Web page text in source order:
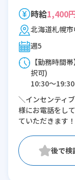
時給1,400
北海道札幌
週5
【勤務時間
択可)
10:30〜
11:30〜
※残業：0〜
＼インセンティ
様にお電話をし
ていただきます